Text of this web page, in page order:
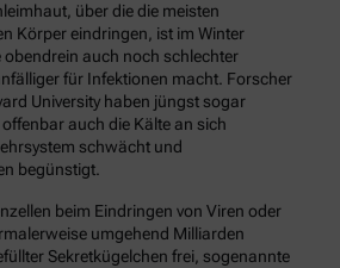
über die die meisten
Körper eindringen, ist im Winter
auch noch schlechter
für Infektionen macht. Forscher
University haben jüngst sogar
auch die Kälte an sich
schwächt und
begünstigt.
beim Eindringen von Viren oder
umgehend Milliarden
Sekretkügelchen frei, sogenannte